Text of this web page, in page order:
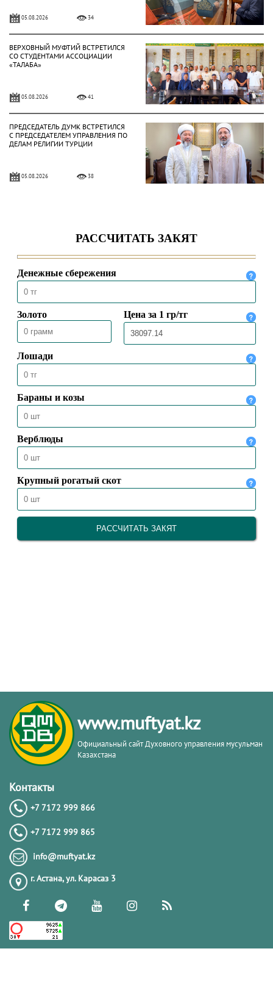
05.08.2026 34
ВЕРХОВНЫЙ МУФТИЙ ВСТРЕТИЛСЯ
СО СТУДЕНТАМИ АССОЦИАЦИИ
«ТАЛАБА»
05.08.2026 41
ПРЕДСЕДАТЕЛЬ ДУМК ВСТРЕТИЛСЯ
С ПРЕДСЕДАТЕЛЕМ УПРАВЛЕНИЯ ПО
ДЕЛАМ РЕЛИГИИ ТУРЦИИ
05.08.2026 38
04.08.2026 64
ПРЕДСЕДАТЕЛЬ ДУМК ВЫСТУПИЛ С
ПЯТНИЧНОЙ ПРОПОВЕДЬЮ В
МЕЧЕТИ «НҰРСҰЛТАН»
31.07.2026
www.muftyat.kz
Официальный сайт Духовного управления мусульман
Казахстана
Контакты
+7 7172 999 866
+7 7172 999 865
info@muftyat.kz
г. Астана, ул. Карасаз 3